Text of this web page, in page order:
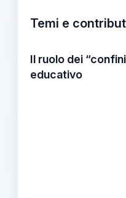
Temi e
Il ruolo dei
educativo